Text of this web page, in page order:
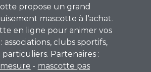
propose un grand
mascotte à l’achat.
en ligne pour animer vos
associations, clubs sportifs,
Partenaires :
- mascotte pas